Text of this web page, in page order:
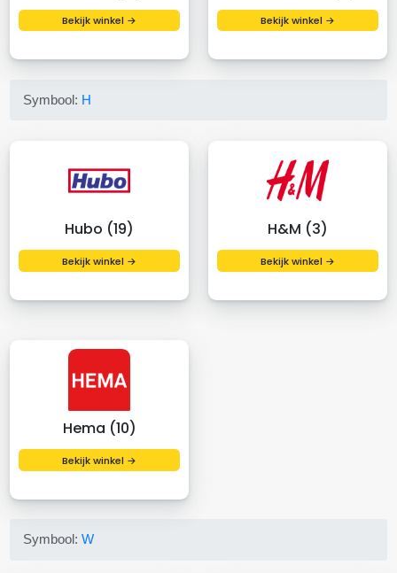
Bekijk winkel → Bekijk winkel →
Symbool: H
Hubo (19)
Bekijk winkel →
H&M (3)
Bekijk winkel →
Hema (10)
Bekijk winkel →
Symbool:W